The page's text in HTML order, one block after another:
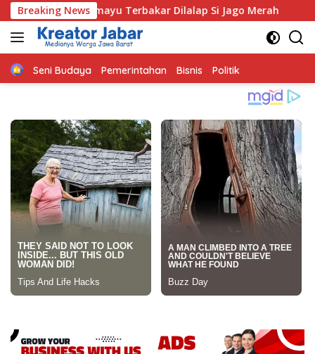
Langsung
ke
konten
Breaking News
Terbakar Dilalap Si Jago Merah Anggota DPRD
Home
Seni Budaya Pemerintahan Bisnis Politik